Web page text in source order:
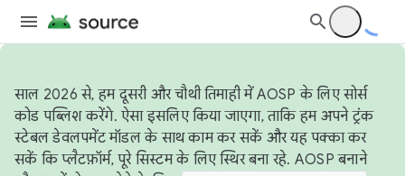
साल 2026 से, हम दूसरी और चौथी तिमाही में AOSP के लिए सोर्स
कोड पब्लिश करेंगे. ऐसा इसलिए किया जाएगा, ताकि हम अपने ट्रंक
स्टेबल डेवलपमेंट मॉडल के साथ काम कर सकें और यह पक्का कर
सकें कि प्लैटफ़ॉर्म, पूरे सिस्टम के लिए स्थिर बना रहे. AOSP बनाने